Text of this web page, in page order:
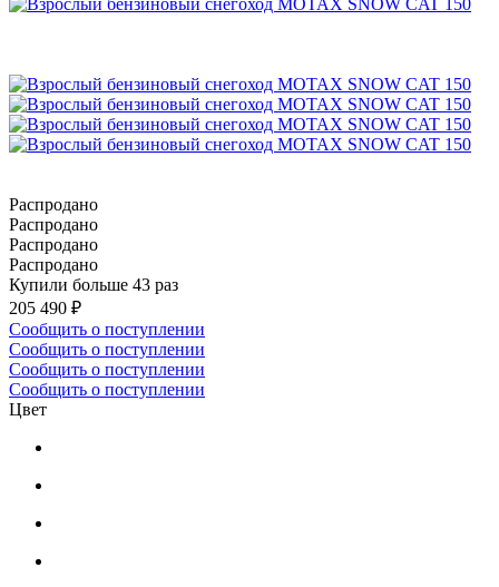
Распродано
Распродано
Распродано
Распродано
Купили больше 43 раз
205 490 ₽
Сообщить о поступлении
Сообщить о поступлении
Сообщить о поступлении
Сообщить о поступлении
Цвет